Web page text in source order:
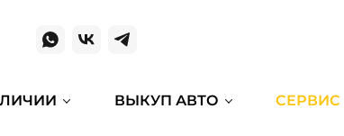
ВЫКУП АВТО СЕРВИС